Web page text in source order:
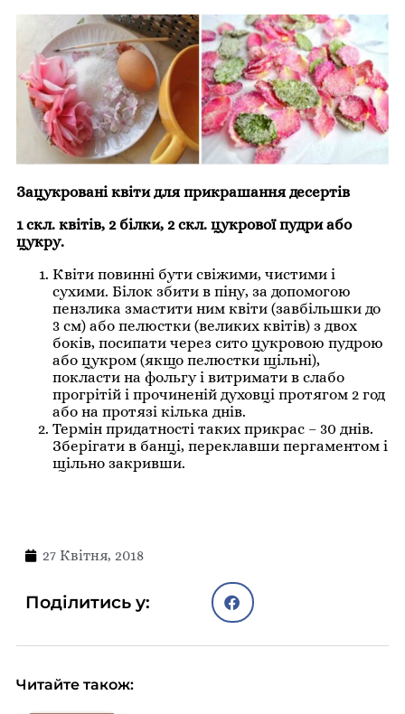
Зацукровані квіти для прикрашання десертів
1 скл. квітів, 2 білки, 2 скл. цукрової пудри або
цукру.
Квіти повинні бути свіжими, чистими і
сухими. Білок збити в піну, за допомогою
пензлика змастити ним квіти (завбільшки до
3 см) або пелюстки (великих квітів) з двох
боків, посипати через сито цукровою пудрою
або цукром (якщо пелюстки щільні),
покласти на фольгу і витримати в слабо
прогрітій і прочиненій духовці протягом 2 год
або на протязі кілька днів.
Термін придатності таких прикрас – 30 днів.
Зберігати в банці, переклавши пергаментом і
щільно закривши.
27 Квітня, 2018
Поділитись у:
Читайте також: